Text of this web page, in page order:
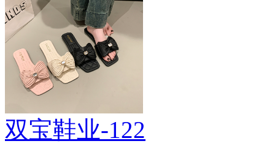
双宝鞋业-122